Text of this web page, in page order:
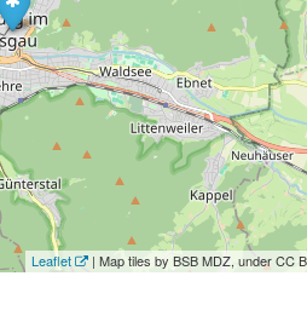
Leaflet | Map tiles by BSB MDZ, under CC